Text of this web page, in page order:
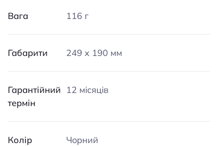
Вага 116 г
Габарити 249 x 190 мм
Гарантійний
термін
12 місяців
Колір Чорний